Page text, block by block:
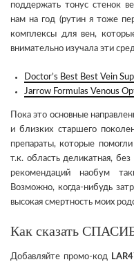
поддержать тонус стенок
нам на год (рутин я тоже
комплексы для вен,
внимательно изучала эти
Doctor’s Best Best Vein
Jarrow Formulas Venous
Пока это основные
и близких старшего
препараты, которые
т.к. область деликатная,
рекомендаций наобум
Возможно, когда-нибудь
высокая смертность моих
Как сказать
Добавляйте промо-код